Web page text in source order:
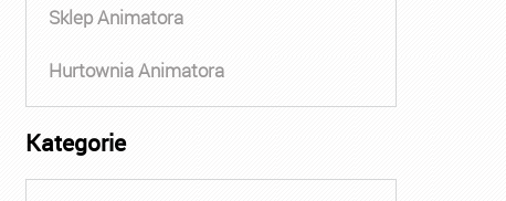
Sklep Animatora
Hurtownia Animatora
Kategorie